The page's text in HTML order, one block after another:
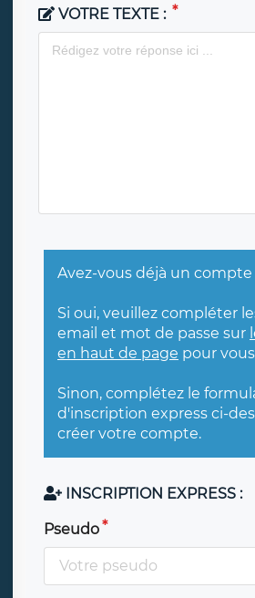
VOTRE TEXTE :
Avez-vous déjà un compte
Si oui, veuillez compléter
email et mot de passe sur
en haut de page pour
Sinon, complétez le
d'inscription express ci-
créer votre compte.
INSCRIPTION EXPRESS :
Pseudo